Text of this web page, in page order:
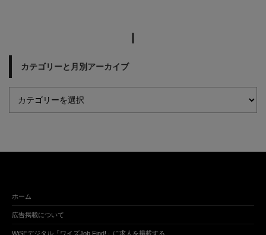
カテゴリーと月別アーカイブ
ホーム
広告掲載について
WiSEデジタル「ワイズJob Find!」に求人を掲載する